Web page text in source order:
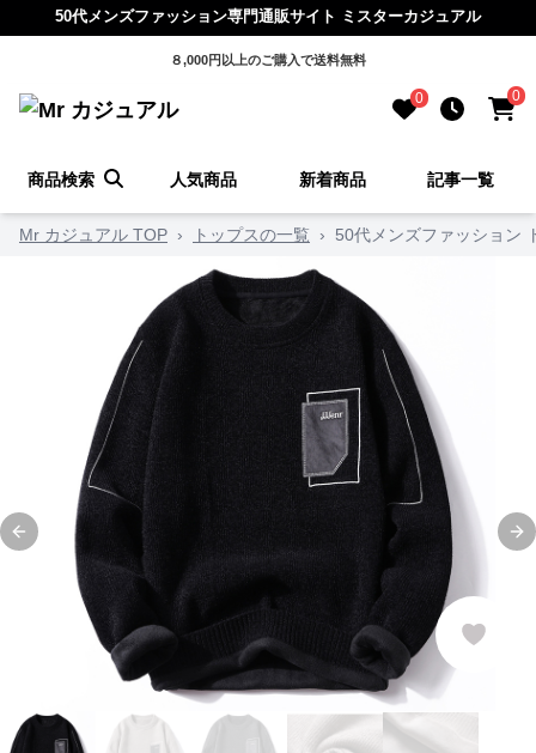
50代メンズファッション専門通販サイト ミスターカジュアル
８,000円以上のご購入で送料無料
0 0
商品検索 人気商品 新着商品 記事一覧
Mr カジュアル TOP › トップスの一覧 › 50代メンズファッション
Previous slide